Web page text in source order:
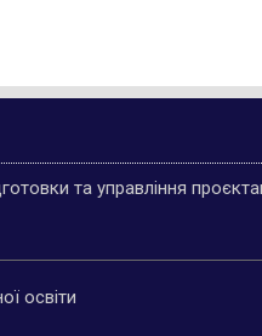
та управління
освіти